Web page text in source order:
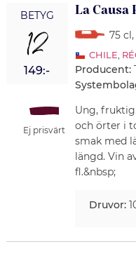
BETYG
12
149:-
Ej prisvärt
La Causa
75 cl,
CHILE
Producent:
Ung,
och örter i
smak med
längd. Vin
fl.&nbsp;
Druvor: